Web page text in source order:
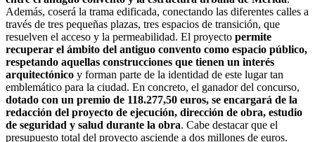
Además, coserá la trama edificada, conectando las diferentes calles a
través de tres pequeñas plazas, tres espacios de transición, que
resuelven el acceso y la permeabilidad. El proyecto permite
recuperar el ámbito del antiguo convento como espacio público,
respetando aquellas construcciones que tienen un interés
arquitectónico y forman parte de la identidad de este lugar tan
emblemático para la ciudad. En concreto, el ganador del concurso,
dotado con un premio de 118.277,50 euros, se encargará de la
redacción del proyecto de ejecución, dirección de obra, estudio
de seguridad y salud durante la obra. Cabe destacar que el
presupuesto total del proyecto asciende a dos millones de euros.